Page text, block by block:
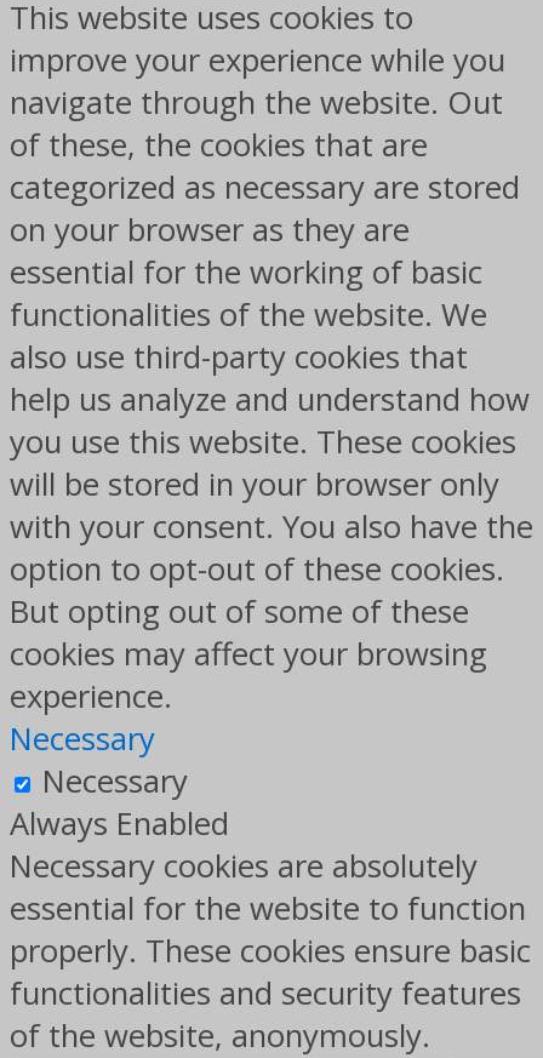
This website uses cookies to
improve your experience while you
navigate through the website. Out
of these, the cookies that are
categorized as necessary are stored
on your browser as they are
essential for the working of basic
functionalities of the website. We
also use third-party cookies that
help us analyze and understand how
you use this website. These cookies
will be stored in your browser only
with your consent. You also have the
option to opt-out of these cookies.
But opting out of some of these
cookies may affect your browsing
experience.
Necessary
Necessary
Always Enabled
Necessary cookies are absolutely
essential for the website to function
properly. These cookies ensure basic
functionalities and security features
of the website, anonymously.